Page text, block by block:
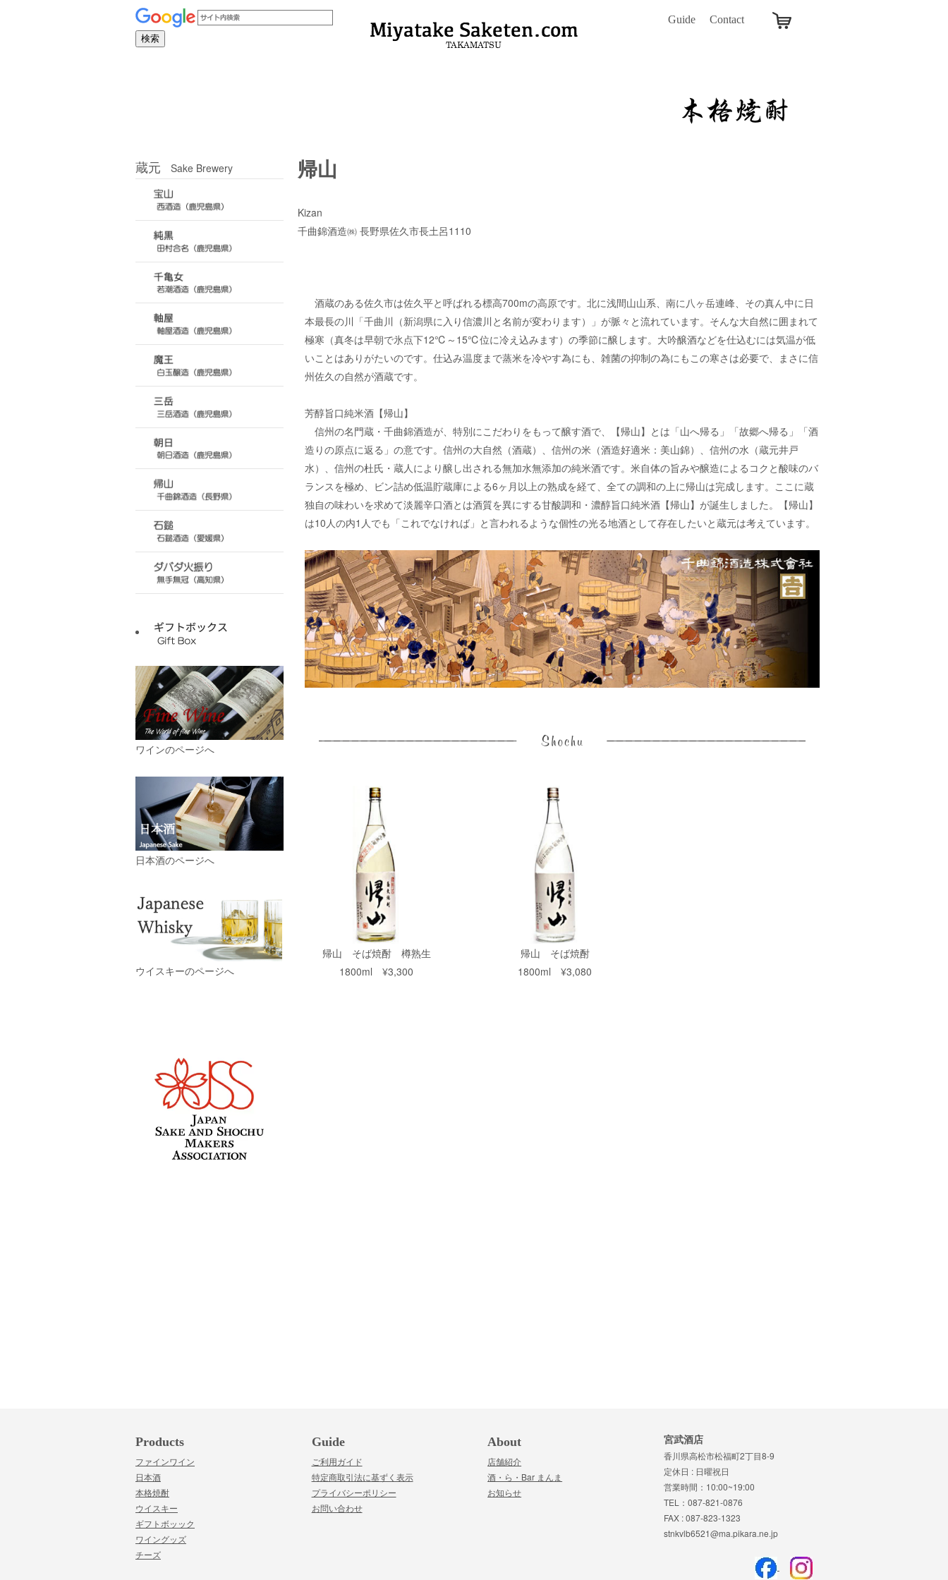
Guide Contact
帰山
Kizan
千曲錦酒造㈱ 長野県佐久市長土呂1110
酒蔵のある佐久市は佐久平と呼ばれる標高700mの高原です。北に浅間山山系、南に八ヶ岳連峰、その真ん中に日
本最長の川「千曲川（新潟県に入り信濃川と名前が変わります）」が脈々と流れています。そんな大自然に囲まれて
極寒（真冬は早朝で氷点下12℃～15℃位に冷え込みます）の季節に醸します。大吟醸酒などを仕込むには気温が低
いことはありがたいのです。仕込み温度まで蒸米を冷やす為にも、雑菌の抑制の為にもこの寒さは必要で、まさに信
州佐久の自然が酒蔵です。
芳醇旨口純米酒【帰山】
信州の名門蔵・千曲錦酒造が、特別にこだわりをもって醸す酒で、【帰山】とは「山へ帰る」「故郷へ帰る」「酒
造りの原点に返る」の意です。信州の大自然（酒蔵）、信州の米（酒造好適米：美山錦）、信州の水（蔵元井戸
水）、信州の杜氏・蔵人により醸し出される無加水無添加の純米酒です。米自体の旨みや醸造によるコクと酸味のバ
ランスを極め、ビン詰め低温貯蔵庫による6ヶ月以上の熟成を経て、全ての調和の上に帰山は完成します。ここに蔵
独自の味わいを求めて淡麗辛口酒とは酒質を異にする甘酸調和・濃醇旨口純米酒【帰山】が誕生しました。【帰山】
は10人の内1人でも「これでなければ」と言われるような個性の光る地酒として存在したいと蔵元は考えています。
帰山 そば焼酎 樽熟生
1800ml ¥3,300
帰山 そば焼酎
1800ml ¥3,080
蔵元 Sake Brewery
ワインのページへ
日本酒のページへ
ウイスキーのページへ
Products
ファインワイン
日本酒
本格焼酎
ウイスキー
ギフトボッック
ワイングッズ
チーズ
Guide
ご利用ガイド
特定商取引法に基ずく表示
プライバシーポリシー
お問い合わせ
About
店舗紹介
酒・ら・Bar まんま
お知らせ
宮武酒店
香川県高松市松福町2丁目8-9
定休日 : 日曜祝日
営業時間：10:00~19:00
TEL：087-821-0876
FAX : 087-823-1323
stnkvlb6521@ma.pikara.ne.jp